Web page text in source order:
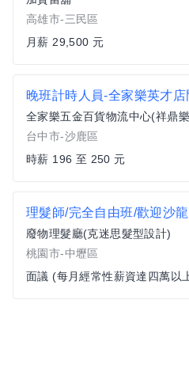
高雄市-三民區
月薪 29,500 元
晚班計時人員-全家樂英才店
全家樂五金百貨物流中心(祥鼎
台中市-沙鹿區
時薪 196 至 250 元
理髮師/完全自由班/歡迎沙
廢物理髮廳(克迷思髮型設計)
桃園市-中壢區
面議 (每月經常性薪資達四萬以